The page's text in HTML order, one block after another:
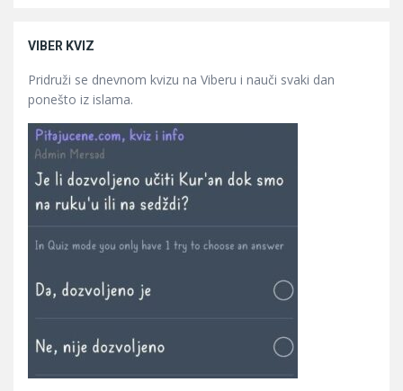
VIBER KVIZ
Pridruži se dnevnom kvizu na Viberu i nauči svaki dan
ponešto iz islama.